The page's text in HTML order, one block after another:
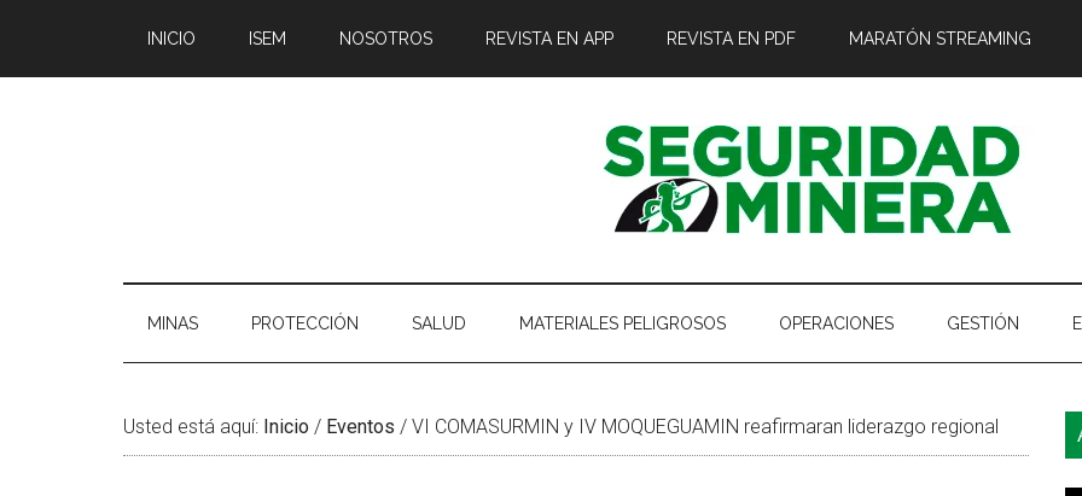
contenido
secondary
la
pie
INICIO ISEM NOSOTROS REVISTA EN APP REVISTA EN PDF MARATÓN STREAMING
MINAS PROTECCIÓN SALUD MATERIALES PELIGROSOS OPERACIONES GESTIÓN
Usted está aquí: Inicio / Eventos / VI COMASURMIN y IV MOQUEGUAMIN reafirmaran liderazgo regional